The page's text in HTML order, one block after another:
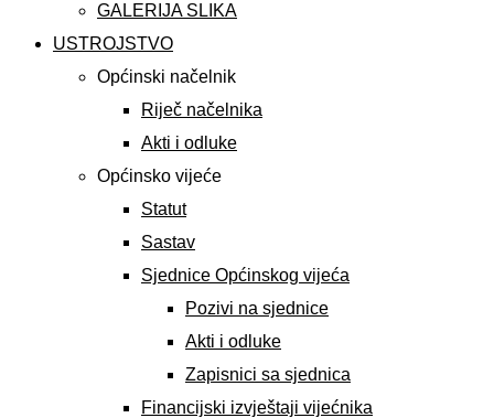
GALERIJA SLIKA
USTROJSTVO
Općinski načelnik
Riječ načelnika
Akti i odluke
Općinsko vijeće
Statut
Sastav
Sjednice Općinskog vijeća
Pozivi na sjednice
Akti i odluke
Zapisnici sa sjednica
Financijski izvještaji vijećnika